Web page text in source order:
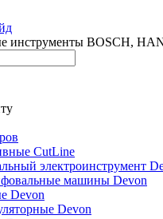
инструменты BOSCH,
CutLine
электроинструмент
машины Devon
Devon
Devon